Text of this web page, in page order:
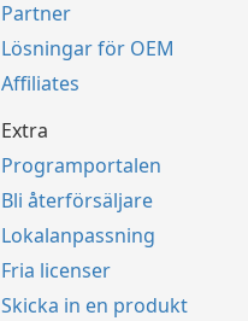
Partner
Lösningar för OEM
Affiliates
Extra
Programportalen
Bli återförsäljare
Lokalanpassning
Fria licenser
Skicka in en produkt